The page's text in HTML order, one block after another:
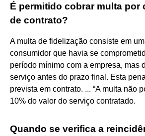
É permitido cobrar multa por
de contrato?
A multa de fidelização consiste em
consumidor que havia se
período mínimo com a empresa, mas
serviço antes do prazo final. Esta
prevista em contrato. ... “A multa não
10% do valor do serviço contratado.
Quando se verifica a